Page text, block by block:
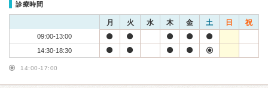
診療時間
月 火 水 木 金 土 日 祝
09:00-13:00
14:30-18:30
14:00-17:00